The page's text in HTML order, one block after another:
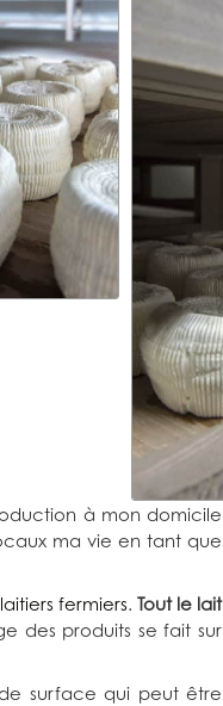
à mon domicile
ma vie en tant que
fermiers. Tout le lait
des produits se fait sur
surface qui peut être